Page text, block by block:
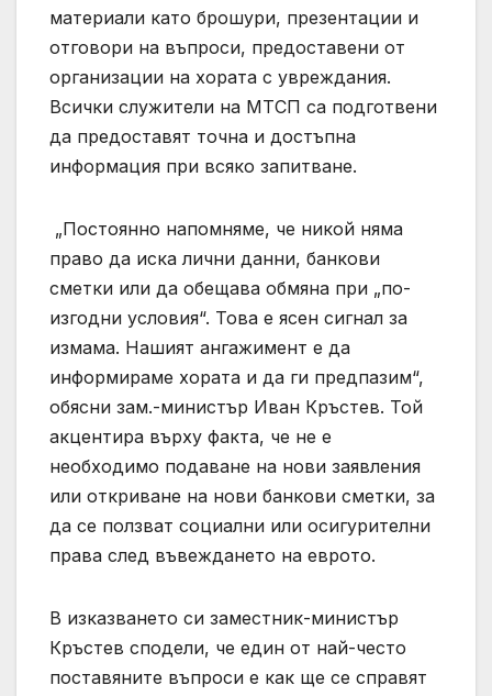
материали като брошури, презентации и
отговори на въпроси, предоставени от
организации на хората с увреждания.
Всички служители на МТСП са подготвени
да предоставят точна и достъпна
информация при всяко запитване.
„Постоянно напомняме, че никой няма
право да иска лични данни, банкови
сметки или да обещава обмяна при „по-
изгодни условия“. Това е ясен сигнал за
измама. Нашият ангажимент е да
информираме хората и да ги предпазим“,
обясни зам.-министър Иван Кръстев. Той
акцентира върху факта, че не е
необходимо подаване на нови заявления
или откриване на нови банкови сметки, за
да се ползват социални или осигурителни
права след въвеждането на еврото.
В изказването си заместник-министър
Кръстев сподели, че един от най-често
поставяните въпроси е как ще се справят